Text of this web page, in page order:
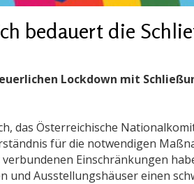
bedauert die
Lockdown mit
das Österreichische
für die notwendigen
verbundenen Einschränkungen
und Ausstellungshäuser einen